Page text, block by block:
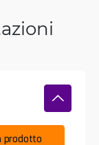
prodotto